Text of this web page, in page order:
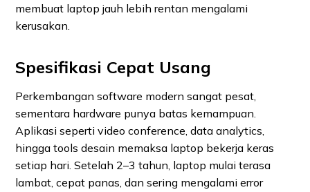
membuat laptop jauh lebih rentan mengalami
kerusakan.
Spesifikasi Cepat Usang
Perkembangan software modern sangat pesat,
sementara hardware punya batas kemampuan.
Aplikasi seperti video conference, data analytics,
hingga tools desain memaksa laptop bekerja keras
setiap hari. Setelah 2–3 tahun, laptop mulai terasa
lambat, cepat panas, dan sering mengalami error